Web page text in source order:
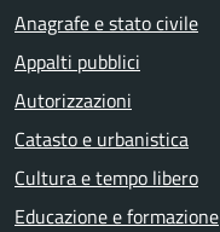
Anagrafe e stato civile
Appalti pubblici
Autorizzazioni
Catasto e urbanistica
Cultura e tempo libero
Educazione e formazione